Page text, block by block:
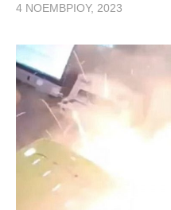
4 ΝΟΕΜΒΡΊΟΥ, 2023